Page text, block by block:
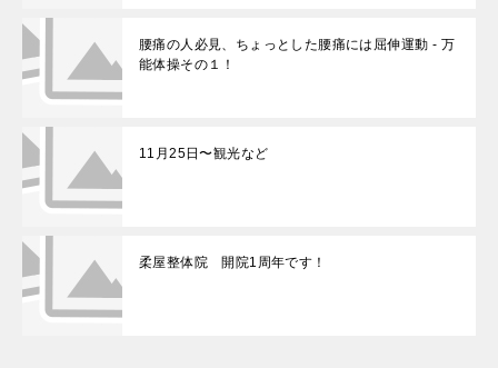
腰痛の人必見、ちょっとした腰痛には屈伸運動 - 万
能体操その１！
11月25日〜観光など
柔屋整体院 開院1周年です！